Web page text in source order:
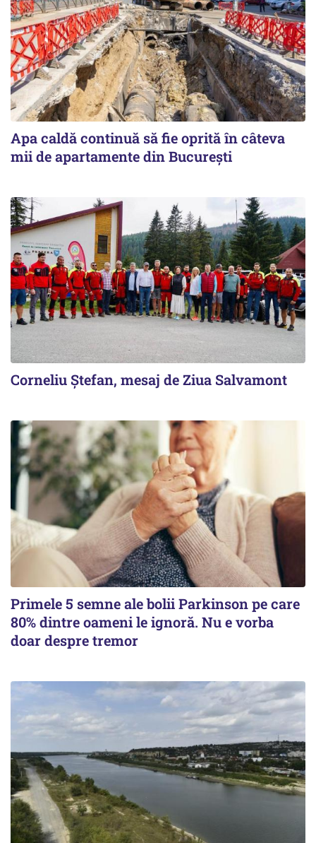
Apa caldă continuă să fie oprită în câteva
mii de apartamente din București
Corneliu Ștefan, mesaj de Ziua Salvamont
Primele 5 semne ale bolii Parkinson pe care
80% dintre oameni le ignoră. Nu e vorba
doar despre tremor